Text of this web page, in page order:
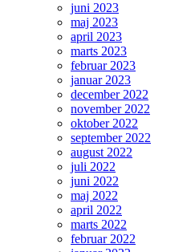
juni 2023
maj 2023
april 2023
marts 2023
februar 2023
januar 2023
december 2022
november 2022
oktober 2022
september 2022
august 2022
juli 2022
juni 2022
maj 2022
april 2022
marts 2022
februar 2022